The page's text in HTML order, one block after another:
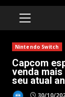
PRIMARY
Nintendo Switch
Capcom
venda
seu atual
30/10/